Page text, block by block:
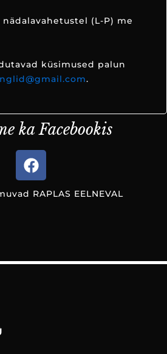
(L-P) me
küsimused palun
.
ka Facebookis
F
a
c
e
k
RAPLAS EELNEVAL